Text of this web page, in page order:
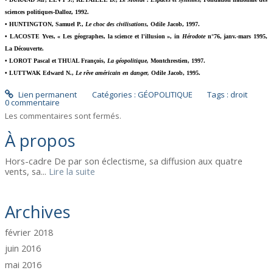
À propos
Hors-cadre De par son éclectisme, sa diffusion aux quatre
vents, sa... Lire la suite
Archives
février 2018
juin 2016
mai 2016
sciences politiques-Dalloz, 1992.
• HUNTINGTON, Samuel P., Le choc des civilisations, Odile Jacob, 1997.
• LACOSTE Yves, « Les géographes, la science et l'illusion », in Hérodoten°76, janv.-mars 1995,
La Découverte.
• LOROT Pascal et THUAL François, La géopolitique, Montchrestien, 1997.
• LUTTWAK Edward N., Le rêve américain en danger, Odile Jacob, 1995.
Lien permanent Catégories : GÉOPOLITIQUE Tags :droit
0commentaire
Les commentaires sont fermés.